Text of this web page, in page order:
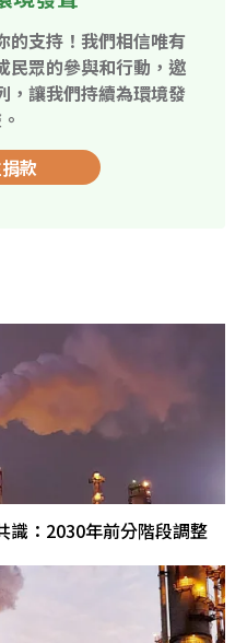
的支持！我們相信唯有
民眾的參與和行動，邀
，讓我們持續為環境發
款
識：2030年前分階段調整